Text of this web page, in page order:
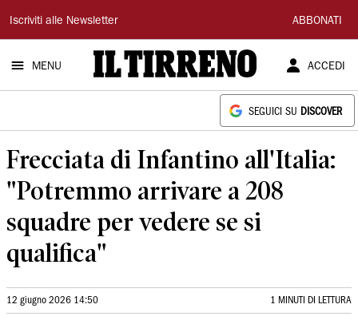
Il
Tirreno
Iscriviti alle Newsletter ABBONATI
MENU ACCEDI
SEGUICI SU DISCOVER
Frecciata di Infantino all'Italia:
"Potremmo arrivare a 208
squadre per vedere se si
qualifica"
12 giugno 2026 14:50 1 MINUTI DI LETTURA